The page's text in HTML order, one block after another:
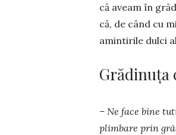
că aveam în
că, de când cu
amintirile dulci
Grădinuța
– Ne face bine
plimbare prin